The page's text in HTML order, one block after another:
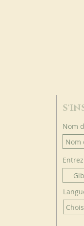
Nom